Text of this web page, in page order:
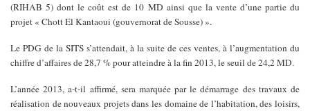
(RIHAB 5) dont le coût est de 10 MD ainsi que la vente d’une partie du
projet « Chott El Kantaoui (gouvernorat de Sousse) ».
Le PDG de la SITS s’attendait, à la suite de ces ventes, à l’augmentation du
chiffre d’affaires de 28,7 % pour atteindre à la fin2013, le seuil de 24,2 MD.
L’année 2013, a-t-il affirmé, sera marquée par le démarrage des travaux de
réalisation de nouveaux projets dans les domaine de l’habitation, des loisirs,